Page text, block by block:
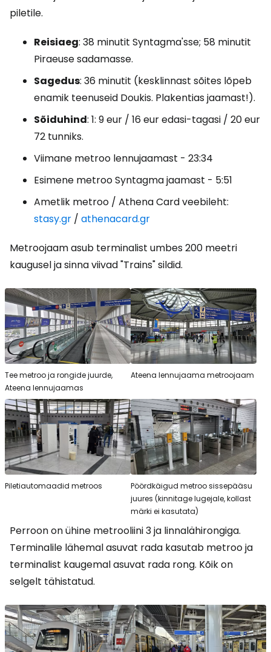
piletile.
Reisiaeg: 38 minutit Syntagma'sse; 58 minutit
Piraeuse sadamasse.
Sagedus: 36 minutit (kesklinnast sõites lõpeb
enamik teenuseid Doukis. Plakentias jaamast!).
Sõiduhind: 1: 9 eur / 16 eur edasi-tagasi / 20 eur
72 tunniks.
Viimane metroo lennujaamast - 23:34
Esimene metroo Syntagma jaamast - 5:51
Ametlik metroo / Athena Card veebileht:
stasy.gr / athenacard.gr
Metroojaam asub terminalist umbes 200 meetri
kaugusel ja sinna viivad "Trains" sildid.
Tee metroo ja rongide juurde,
Ateena lennujaamas
Ateena lennujaama metroojaam
Piletiautomaadid metroos
Pöördkäigud metroo sissepääsu
juures (kinnitage lugejale, kollast
märki ei kasutata)
Perroon on ühine metrooliini 3 ja linnalähirongiga.
Terminalile lähemal asuvat rada kasutab metroo ja
terminalist kaugemal asuvat rada rong. Kõik on
selgelt tähistatud.